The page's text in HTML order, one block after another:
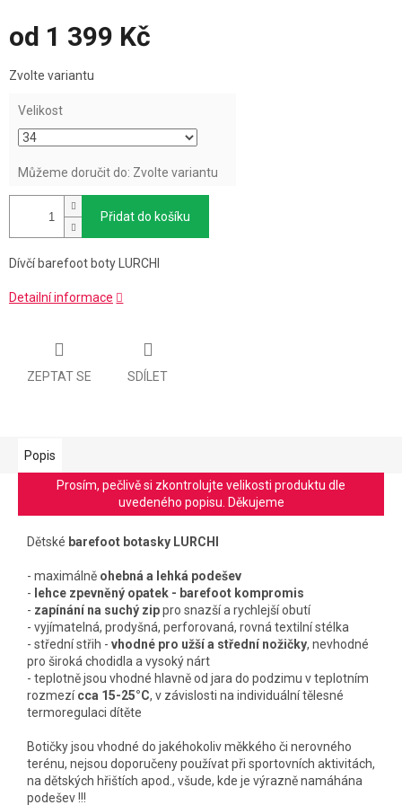
od 1 399 Kč
cena:
Zvolte variantu
Velikost
Můžeme doručit do: Zvolte variantu
Přidat do košíku
Dívčí barefoot boty LURCHI
Detailní informace
ZEPTAT SE SDÍLET
Popis
Prosím, pečlivě si zkontrolujte velikosti produktu dle
uvedeného popisu. Děkujeme
Dětské barefoot botasky LURCHI
- maximálně ohebná a lehká podešev
- lehce zpevněný opatek - barefoot kompromis
- zapínání na suchý zippro snazší a rychlejší obutí
- vyjímatelná, prodyšná, perforovaná, rovná textilní stélka
- střední střih - vhodné pro užší a střední nožičky, nevhodné
pro široká chodidla a vysoký nárt
- teplotně jsou vhodné hlavně od jara do podzimu v teplotním
rozmezícca 15-25°C, v závislosti na individuální tělesné
termoregulaci dítěte
Botičky jsou vhodné do jakéhokoliv měkkého či nerovného
terénu, nejsou doporučeny používat při sportovních aktivitách,
na dětských hřištích apod., všude, kde je výrazně namáhána
podešev !!!